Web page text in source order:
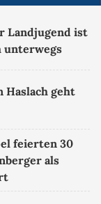
Landjugend ist
unterwegs
Haslach geht
feierten 30
als